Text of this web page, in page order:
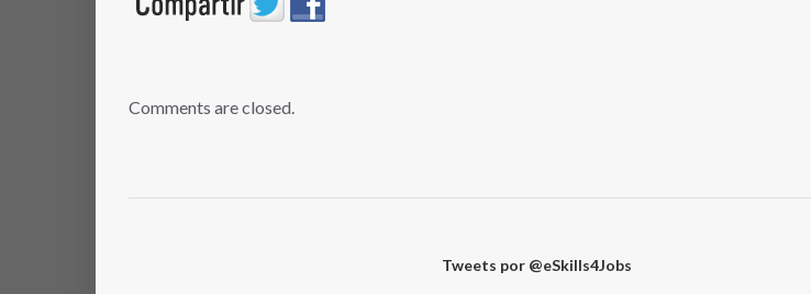
Comments are closed.
Tweets por @eSkills4Jobs